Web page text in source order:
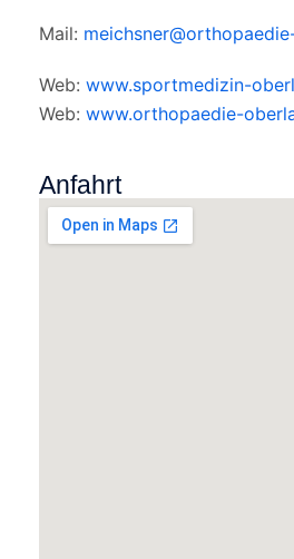
Mail:
Web: www.sportmedizin-
Web: www.orthopaedie-
Anfahrt